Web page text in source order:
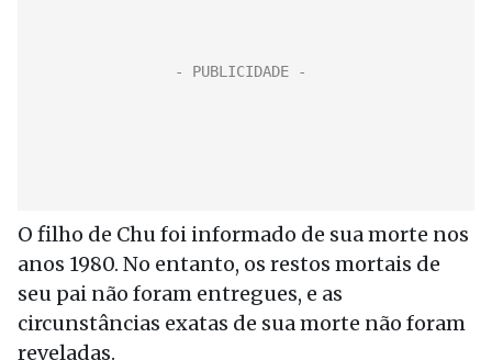
O filho de Chu foi informado de sua morte nos
anos 1980. No entanto, os restos mortais de
seu pai não foram entregues, e as
circunstâncias exatas de sua morte não foram
reveladas.